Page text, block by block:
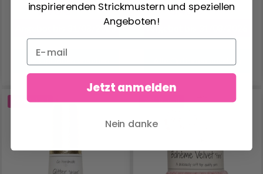
2.90 € 4.15 €
Angebot bis 31/08/2026
Alle Optionen ansehen
3.40 €4.85 €
Angebot bis 31/08/2026
Alle Optionen ansehen
29% Rabatt 29% Rabatt
inspirierenden Strickmustern und speziellen
Angeboten!
Jetzt anmelden
Nein danke